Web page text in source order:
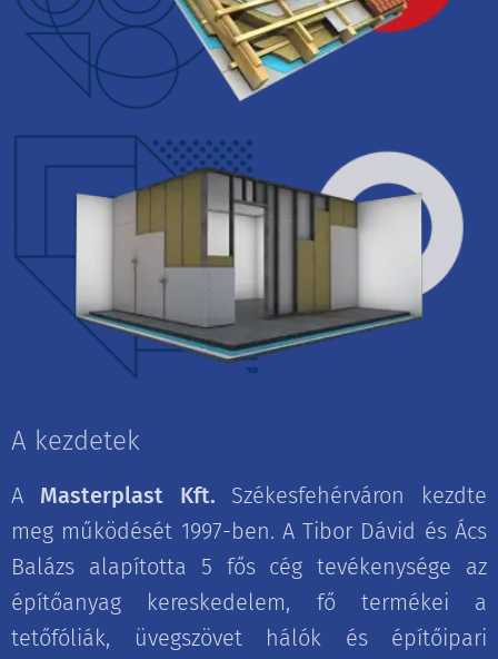
A kezdetek
A Masterplast Kft. Székesfehérváron kezdte
meg működését 1997-ben. A Tibor Dávid és Ács
Balázs alapította 5 fős cég tevékenysége az
építőanyag kereskedelem, fő termékei a
tetőfóliák, üvegszövet hálók és építőipari